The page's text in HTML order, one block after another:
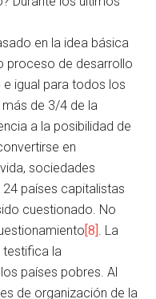
en la idea básica
proceso de desarrollo
e igual para todos los
de 3/4 de la
a la posibilidad de
en
sociedades
países capitalistas
cuestionado. No
[8] . La
testifica la
países pobres. Al
de organización de la